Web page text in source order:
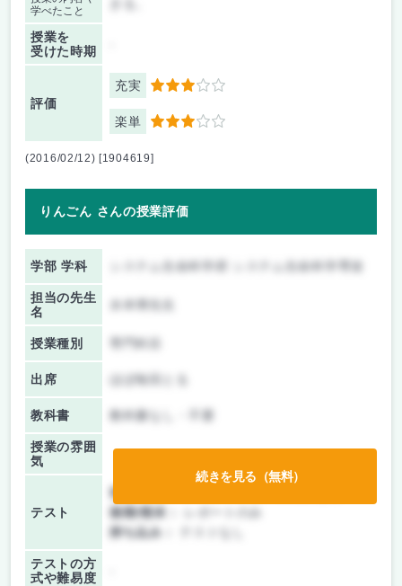
学べたこと
授業を
受けた時期
評価
充実 3
楽単 3
(2016/02/12) [1904619]
りんごん さんの授業評価
学部 学科 システム生命科学府 システム生命科学専攻
担当の先生
名
授業種別
出席 ほぼ毎回とる
教科書 教科書なし・不要
授業の雰囲
気
テスト
前期/中間：
後期/期末：
持ち込み：
テストの方
式や難易度
続きを見る（無料）